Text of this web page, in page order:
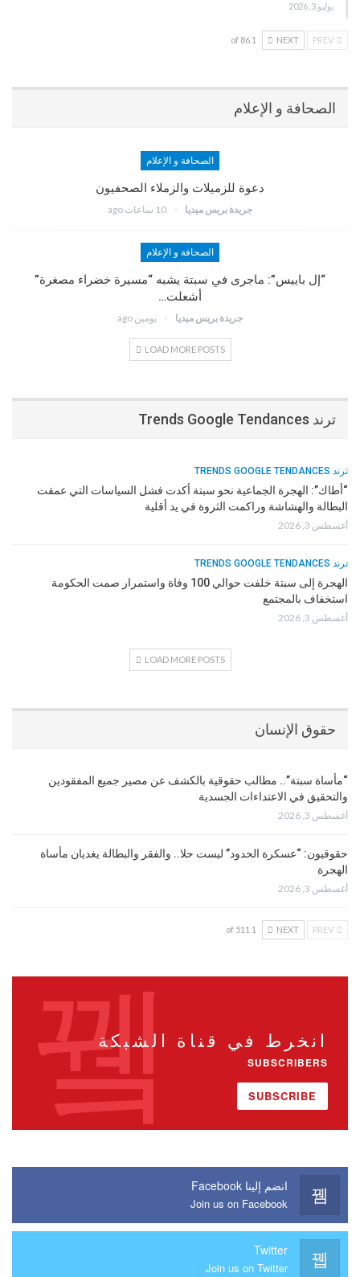
يوليو 3, 2026
NEXT
1 of 86
الصحافة و الإعلام
الصحافة و الإعلام
دعوة للزميلات والزملاء الصحفيون
جريدة بريس ميديا 10 ساعات ago
الصحافة و الإعلام
“إل باييس”: ماجرى في سبتة يشبه “مسيرة خضراء مصغرة”
أشعلت…
جريدة بريس ميديا يومين ago
LOAD MORE POSTS
ترند Trends Google Tendances
ترند TRENDS GOOGLE TENDANCES
“أطاك”: الهجرة الجماعية نحو سبتة أكدت فشل السياسات التي عمقت
البطالة والهشاشة وراكمت الثروة في يد أقلية
أغسطس 3, 2026
ترند TRENDS GOOGLE TENDANCES
الهجرة إلى سبتة خلفت حوالي 100 وفاة واستمرار صمت الحكومة
استخفاف بالمجتمع
أغسطس 3, 2026
LOAD MORE POSTS
حقوق الإنسان
“مأساة سبتة”.. مطالب حقوقية بالكشف عن مصير جميع المفقودين
والتحقيق في الاعتداءات الجسدية
أغسطس 3, 2026
حقوقيون: “عسكرة الحدود” ليست حلا.. والفقر والبطالة يغديان مأساة
الهجرة
أغسطس 3, 2026
NEXT
1 of 511
انخرط في قناة الشبكة
SUBSCRIBERS
SUBSCRIBE
انضم إلينا Facebook
Join us on Facebook
Twitter
Join us on Twitter